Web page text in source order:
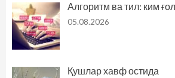
Алгоритм ва тил: ким
05.08.2026
Қушлар хавф остида